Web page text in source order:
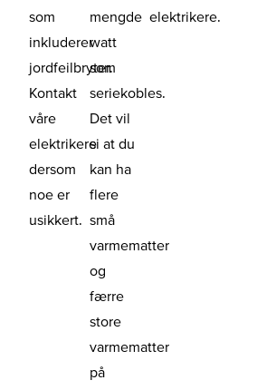
som
inkluderer
jordfeilbryter.
Kontakt
våre
elektrikere
dersom
noe er
usikkert.
mengde
watt
som
seriekobles.
Det vil
si at du
kan ha
flere
små
varmematter
og
færre
store
varmematter
på
elektrikere.